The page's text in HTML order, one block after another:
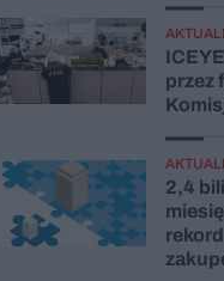
przez
2,4